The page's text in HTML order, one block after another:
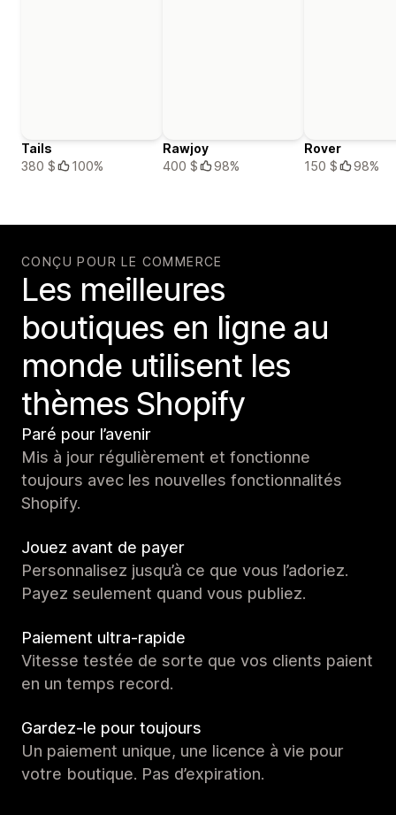
Tails
380 $
100%
Rawjoy
400 $
98%
Rover
150 $
98%
CONÇU POUR LE COMMERCE
Les meilleures
boutiques en ligne au
monde utilisent les
thèmes Shopify
Paré pour l’avenir
Mis à jour régulièrement et fonctionne
toujours avec les nouvelles fonctionnalités
Shopify.
Jouez avant de payer
Personnalisez jusqu’à ce que vous l’adoriez.
Payez seulement quand vous publiez.
Paiement ultra-rapide
Vitesse testée de sorte que vos clients paient
en un temps record.
Gardez-le pour toujours
Un paiement unique, une licence à vie pour
votre boutique. Pas d’expiration.